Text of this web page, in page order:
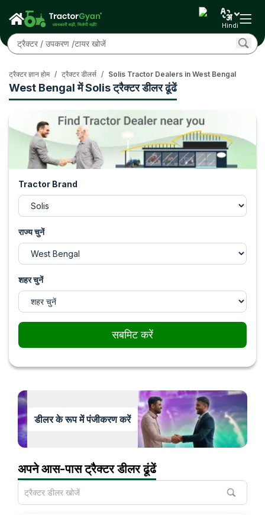
Hindi
West Bengal में Solis ट्रैक्टर डीलर ढूंढें
ट्रैक्टर ज्ञान होम / ट्रैक्टर डीलर्स / Solis Tractor Dealers in West Bengal
Tractor Brand
राज्य चुनें
शहर चुनें
सबमिट करें
डीलर के रूप में पंजीकरण करें
अपने आस-पास ट्रैक्टर डीलर ढूंढें